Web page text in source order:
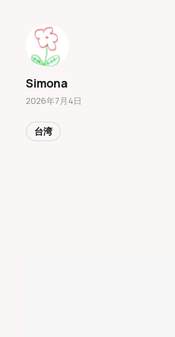
Simona
2026年7月4日
台湾